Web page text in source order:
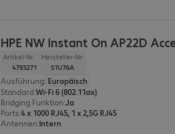
HPE NW Instant On AP22D
Artikel-Nr:
4793271
Hersteller-Nr:
S1U76A
Ausführung: Europäisch
Standard:Wi-Fi 6 (802.11ax)
Bridging Funktion:Ja
Ports:4 x 1000 RJ45, 1 x 2,5G RJ45
Antennen:Intern